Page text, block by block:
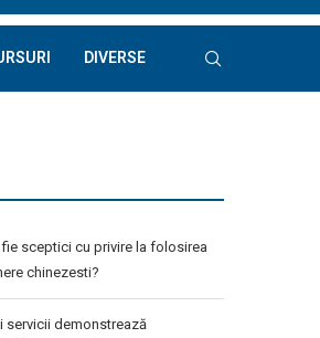
DIVERSE
sceptici cu privire la folosirea
chinezesti?
servicii demonstrează